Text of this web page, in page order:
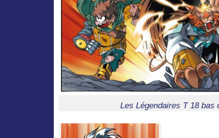
Les Légendaires T 18 bas